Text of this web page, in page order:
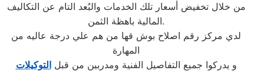
من خلال تخفيض أسعار تلك الخدمات والبُعد التام عن التكاليف
المالية باهظة الثمن.
لدي مركز رقم اصلاح بوش قها من هم علي درجة عاليه من
المهارة
و يدركوا جميع التفاصيل الفنية ومدربين من قبلالتوكيلات